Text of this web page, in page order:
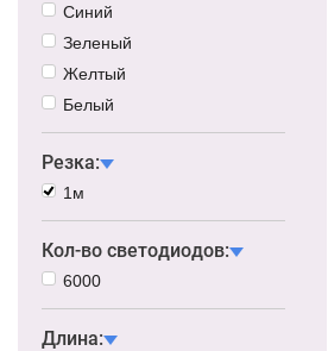
Синий
Зеленый
Желтый
Белый
Резка:
1м
Кол-во светодиодов:
6000
Длина: